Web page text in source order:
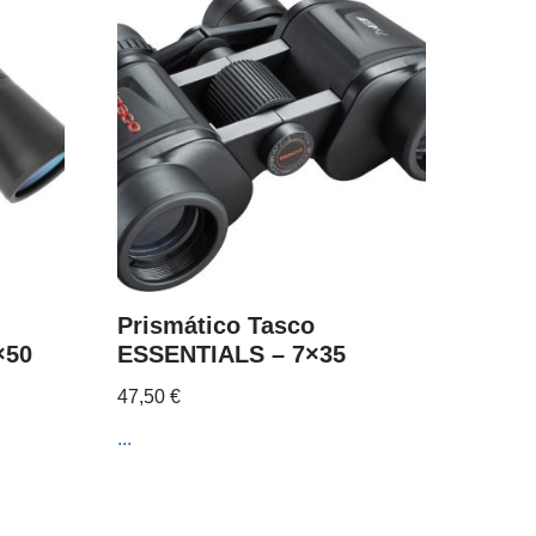
Prismático Tasco
ESSENTIALS – 7×35
47,50€
...